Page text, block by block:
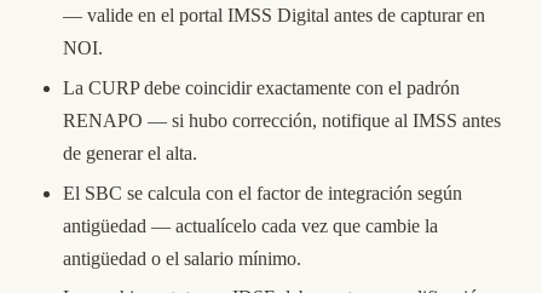
— valide en el portal IMSS Digital antes de capturar en
NOI.
La CURP debe coincidir exactamente con el padrón
RENAPO — si hubo corrección, notifique al IMSS antes
de generar el alta.
El SBC se calcula con el factor de integración según
antigüedad — actualícelo cada vez que cambie la
antigüedad o el salario mínimo.